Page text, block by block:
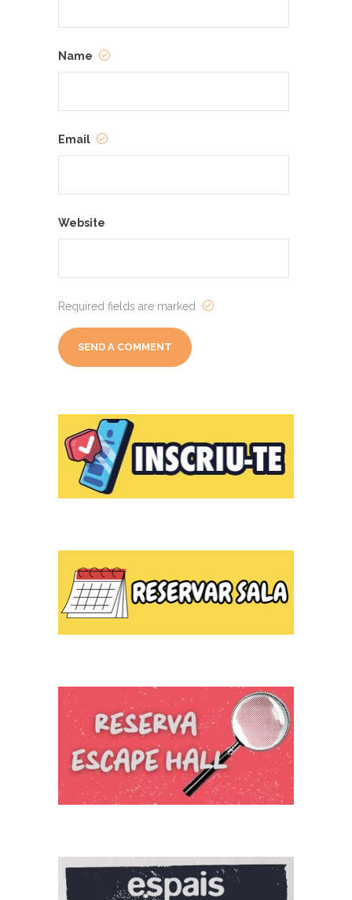
Name
Email
Website
Required fields are marked